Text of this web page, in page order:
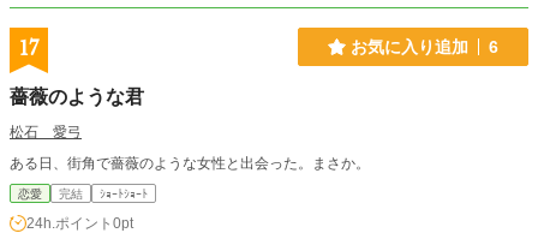
17 お気に入り追加 6
薔薇のような君
松石 愛弓
ある日、街角で薔薇のような女性と出会った。まさか。
恋愛 完結 ｼｮｰﾄｼｮｰﾄ
24h.ポイント 0pt